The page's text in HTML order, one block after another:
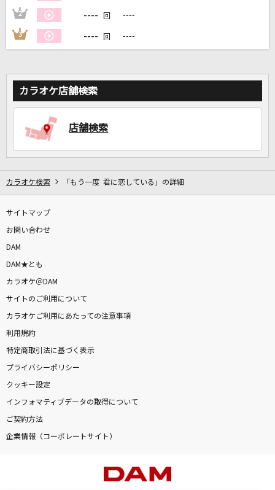
2 ---- 回 ----
3 ---- 回 ----
カラオケ店舗検索
店舗検索
カラオケ検索 「もう一度 君に恋している」の詳細
サイトマップ
お問い合わせ
DAM
DAM★とも
カラオケ＠DAM
サイトのご利用について
カラオケご利用にあたっての注意事項
利用規約
特定商取引法に基づく表示
プライバシーポリシー
クッキー設定
インフォマティブデータの取得について
ご契約方法
企業情報（コーポレートサイト）